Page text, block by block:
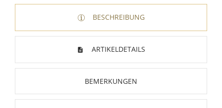
BESCHREIBUNG
ARTIKELDETAILS
BEMERKUNGEN